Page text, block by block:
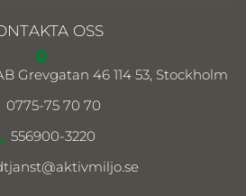
OSS
Grevgatan 46 114 53, Stockholm
0775-75 70 70
556900-3220